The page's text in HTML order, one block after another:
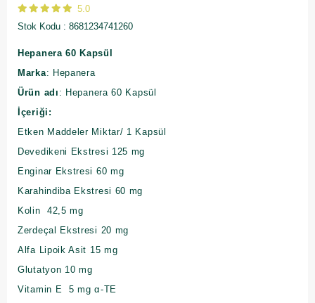
5.0
Stok Kodu
8681234741260
Hepanera 60 Kapsül
Marka: Hepanera
Ürün adı : Hepanera 60 Kapsül
İçeriği:
Etken Maddeler Miktar/ 1 Kapsül
Devedikeni Ekstresi 125 mg
Enginar Ekstresi 60 mg
Karahindiba Ekstresi 60 mg
Kolin 42,5 mg
Zerdeçal Ekstresi 20 mg
Alfa Lipoik Asit 15 mg
Glutatyon 10 mg
Vitamin E 5 mg α-TE